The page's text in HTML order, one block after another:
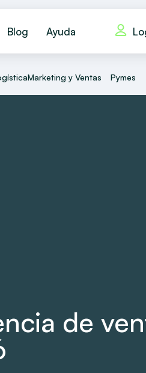
Blog Ayuda
Marketing y Ventas Pymes
de